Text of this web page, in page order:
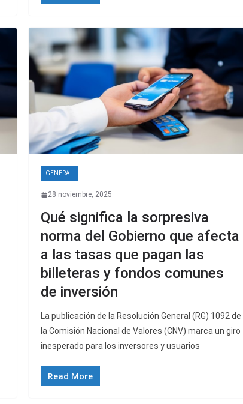
GENERAL
28 noviembre, 2025
Qué significa la sorpresiva
norma del Gobierno que afecta
a las tasas que pagan las
billeteras y fondos comunes
de inversión
La publicación de la Resolución General (RG) 1092 de
la Comisión Nacional de Valores (CNV) marca un giro
inesperado para los inversores y usuarios
Read More